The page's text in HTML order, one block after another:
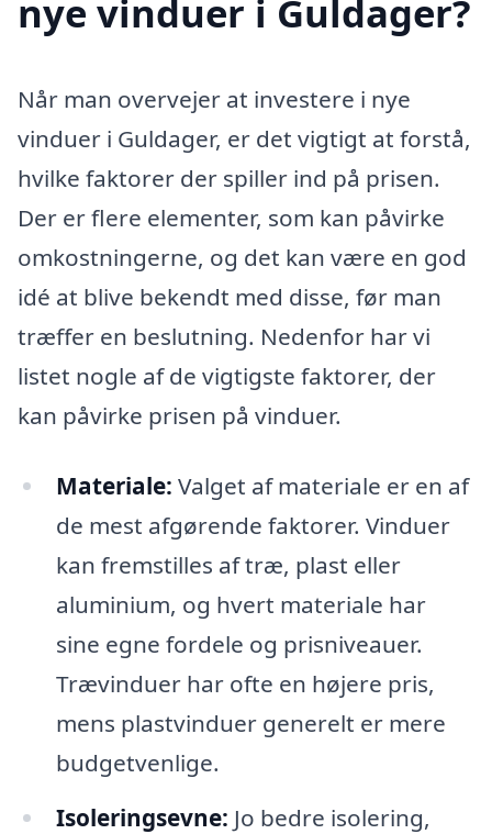
nye vinduer i Guldager?
Når man overvejer at investere i nye
vinduer i Guldager, er det vigtigt at forstå,
hvilke faktorer der spiller ind på prisen.
Der er flere elementer, som kan påvirke
omkostningerne, og det kan være en god
idé at blive bekendt med disse, før man
træffer en beslutning. Nedenfor har vi
listet nogle af de vigtigste faktorer, der
kan påvirke prisen på vinduer.
Materiale: Valget af materiale er en af
de mest afgørende faktorer. Vinduer
kan fremstilles af træ, plast eller
aluminium, og hvert materiale har
sine egne fordele og prisniveauer.
Trævinduer har ofte en højere pris,
mens plastvinduer generelt er mere
budgetvenlige.
Isoleringsevne: Jo bedre isolering,